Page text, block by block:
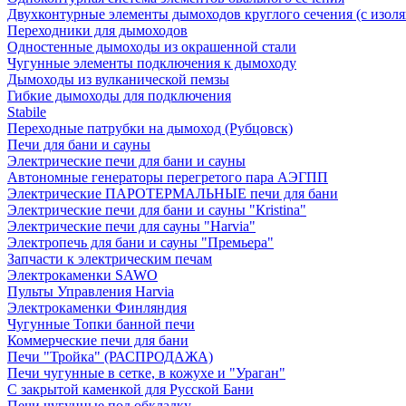
Двухконтурные элементы дымоходов круглого сечения (с
Переходники для дымоходов
Одностенные дымоходы из окрашенной стали
Чугунные элементы подключения к дымоходу
Дымоходы из вулканической пемзы
Гибкие дымоходы для подключения
Stabile
Переходные патрубки на дымоход (Рубцовск)
Печи для бани и сауны
Электрические печи для бани и сауны
Автономные генераторы перегретого пара АЭГПП
Электрические ПАРОТЕРМАЛЬНЫЕ печи для бани
Электрические печи для бани и сауны "Кristina"
Электрические печи для сауны "Harvia"
Электропечь для бани и сауны "Премьера"
Запчасти к электрическим печам
Электрокаменки SAWO
Пульты Управления Harvia
Электрокаменки Финляндия
Чугунные Топки банной печи
Коммерческие печи для бани
Печи "Тройка" (РАСПРОДАЖА)
Печи чугунные в сетке, в кожухе и "Ураган"
С закрытой каменкой для Русской Бани